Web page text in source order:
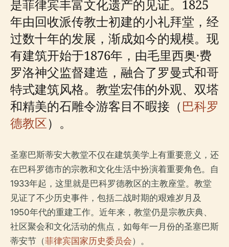
是菲律宾丰富文化遗产的见证。1825
年由回收派传教士初建的小礼拜堂，经
过数十年的发展，渐成如今的规模。现
有建筑开始于1876年，由毛里西奥·费
罗洛神父监督建造，融合了罗曼式和哥
特式建筑风格。教堂宏伟的外观、双塔
和精美的石雕令游客目不暇接（巴科罗
德教区）。
圣塞巴斯蒂安大教堂不仅在建筑美学上有重要意义，还
在巴科罗德市的宗教和文化生活中扮演着重要角色。自
1933年起，这里就是巴科罗德教区的主教座堂。教堂
见证了不少历史事件，包括二战时期的艰难岁月及
1950年代的重建工作。近年来，教堂仍是宗教庆典、
社区聚会和文化活动的焦点，如每年一月份的圣塞巴斯
蒂安节（菲律宾国家历史委员会）。